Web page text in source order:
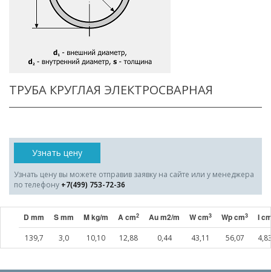
ТРУБА КРУГЛАЯ ЭЛЕКТРОСВАРНАЯ
Узнать цену
Узнать цену вы можете отправив заявку на сайте или у менеджера
по телефону +7(499) 753-72-36
D mm S mm M kg/m A cm2 Au m2/m W cm3 Wp cm3 I
139,7 3,0 10,10 12,88 0,44 43,11 56,07